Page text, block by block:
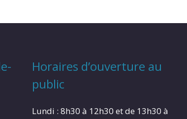
Horaires d’ouverture au
public
Lundi : 8h30 à 12h30 et de 13h30 à